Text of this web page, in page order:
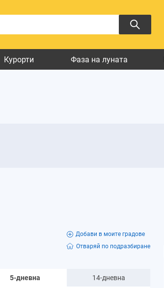
Курорти Фаза на луната
Добави в моите градове
Отваряй по подразбиране
5-дневна 14-дневна